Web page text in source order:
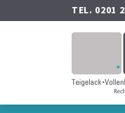
TEL. 0201